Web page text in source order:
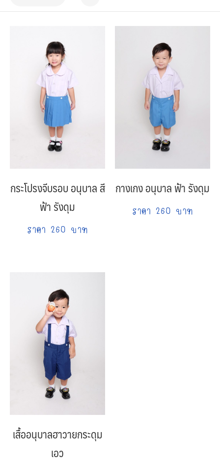
กระโปรงจีบรอบ อนุบาล สี
ฟ้า รังดุม
ราคา 260 บาท
กางเกง อนุบาล ฟ้า รังดุม
ราคา 260 บาท
เสื้ออนุบาลฮาวายกระดุม
เอว